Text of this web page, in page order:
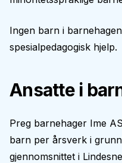
Ingen barn i
spesialpedagogisk hjelp.
Ansatte i
Preg barnehager Ime
barn per årsverk i
gjennomsnittet i